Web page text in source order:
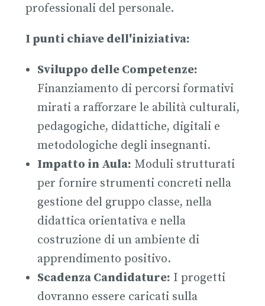
professionali del personale.
I punti chiave dell'iniziativa:
Sviluppo delle Competenze:
Finanziamento di percorsi formativi
mirati a rafforzare le abilità culturali,
pedagogiche, didattiche, digitali e
metodologiche degli insegnanti.
Impatto in Aula: Moduli strutturati
per fornire strumenti concreti nella
gestione del gruppo classe, nella
didattica orientativa e nella
costruzione di un ambiente di
apprendimento positivo.
Scadenza Candidature: I progetti
dovranno essere caricati sulla